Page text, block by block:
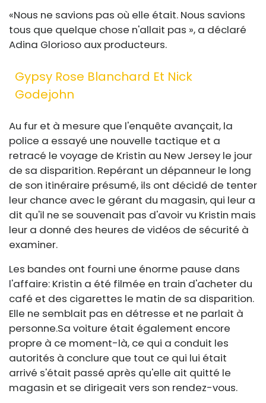
«Nous ne savions pas où elle était. Nous savions
tous que quelque chose n'allait pas », a déclaré
Adina Glorioso aux producteurs.
Gypsy Rose Blanchard Et Nick
Godejohn
Au fur et à mesure que l'enquête avançait, la
police a essayé une nouvelle tactique et a
retracé le voyage de Kristin au New Jersey le jour
de sa disparition. Repérant un dépanneur le long
de son itinéraire présumé, ils ont décidé de tenter
leur chance avec le gérant du magasin, qui leur a
dit qu'il ne se souvenait pas d'avoir vu Kristin mais
leur a donné des heures de vidéos de sécurité à
examiner.
Les bandes ont fourni une énorme pause dans
l'affaire: Kristin a été filmée en train d'acheter du
café et des cigarettes le matin de sa disparition.
Elle ne semblait pas en détresse et ne parlait à
personne.Sa voiture était également encore
propre à ce moment-là, ce qui a conduit les
autorités à conclure que tout ce qui lui était
arrivé s'était passé après qu'elle ait quitté le
magasin et se dirigeait vers son rendez-vous.